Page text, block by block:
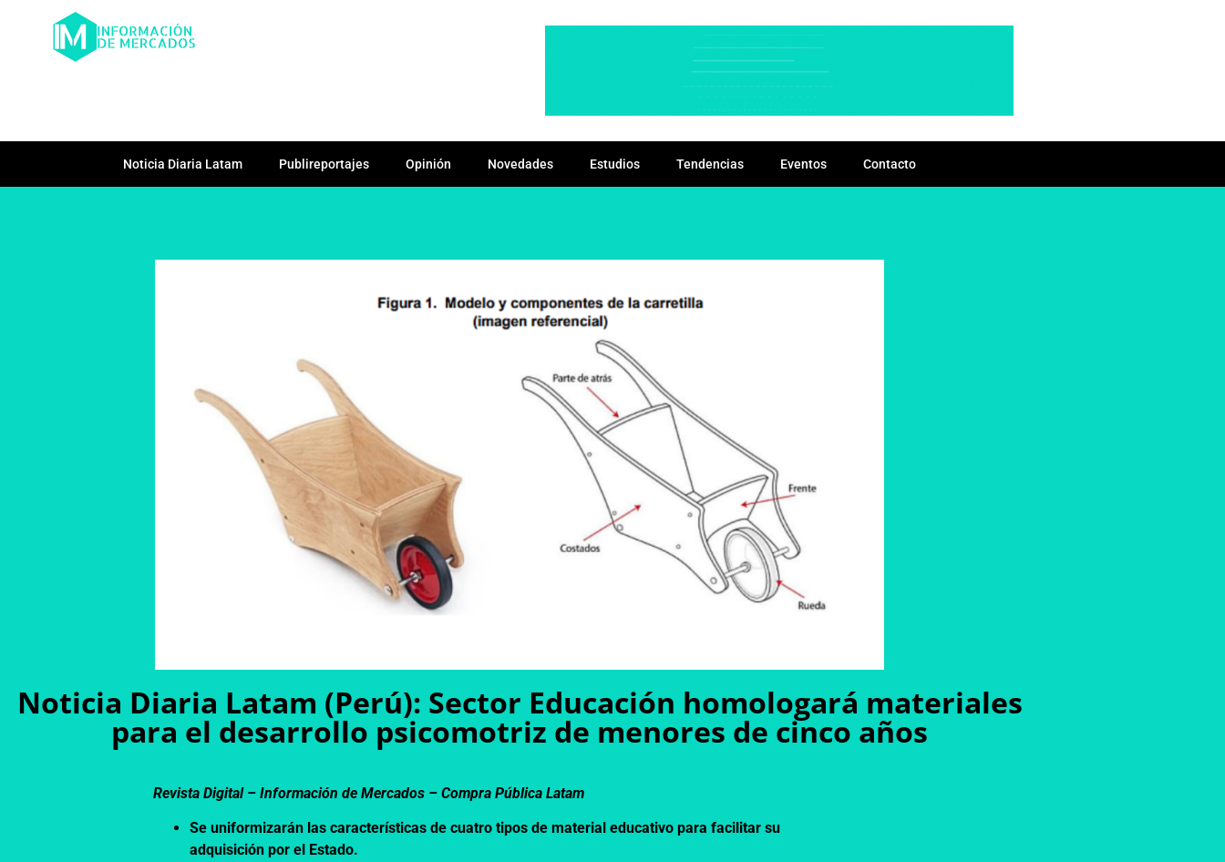
Noticia Diaria Latam Publireportajes Opinión Novedades Estudios Tendencias Eventos Contacto
Noticia Diaria Latam (Perú): Sector Educación homologará materiales
para el desarrollo psicomotriz de menores de cinco años
Revista Digital – Información de Mercados –Compra Pública Latam
Se uniformizarán las características de cuatro tipos de material educativo para facilitar su
adquisición por el Estado.